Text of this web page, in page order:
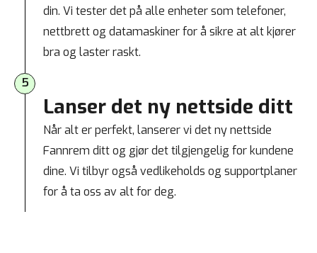
din. Vi tester det på alle enheter som telefoner,
nettbrett og datamaskiner for å sikre at alt kjører
bra og laster raskt.
5
Lanser det ny nettside ditt
Når alt er perfekt, lanserer vi det ny nettside
Fannrem ditt og gjør det tilgjengelig for kundene
dine. Vi tilbyr også vedlikeholds og supportplaner
for å ta oss av alt for deg.